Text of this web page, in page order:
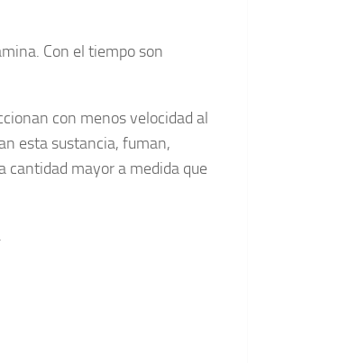
Con el tiempo son
con menos velocidad al
esta sustancia, fuman,
cantidad mayor a medida que